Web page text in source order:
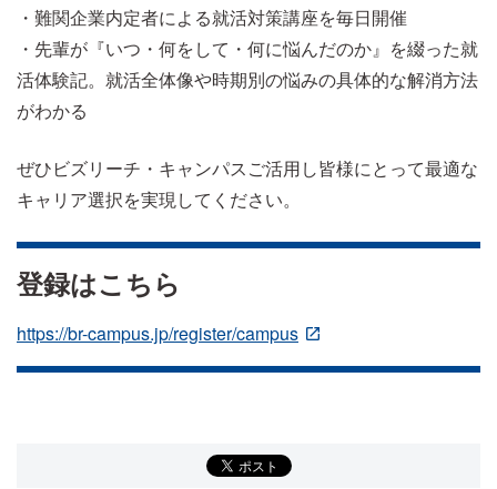
・難関企業内定者による就活対策講座を毎日開催
・先輩が『いつ・何をして・何に悩んだのか』を綴った就
活体験記。就活全体像や時期別の悩みの具体的な解消方法
がわかる
ぜひビズリーチ・キャンパスご活用し皆様にとって最適な
キャリア選択を実現してください。
登録はこちら
https://br-campus.jp/register/campus